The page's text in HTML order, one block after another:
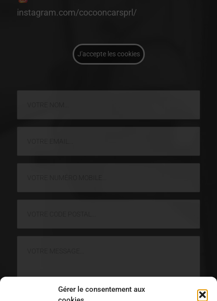
Gérer le consentement aux
instagram.com/cocooncarsprl/
J'accepte les cookies
0 / 180